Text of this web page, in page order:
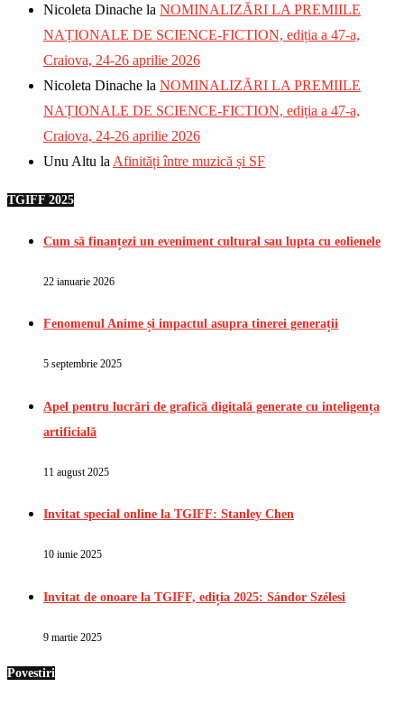
Nicoleta Dinache la NOMINALIZĂRI LA PREMIILE
NAȚIONALE DE SCIENCE-FICTION, ediția a 47-a,
Craiova, 24-26 aprilie 2026
Nicoleta Dinache la NOMINALIZĂRI LA PREMIILE
NAȚIONALE DE SCIENCE-FICTION, ediția a 47-a,
Craiova, 24-26 aprilie 2026
Unu Altu la Afinități între muzică și SF
TGIFF 2025
Cum să finanțezi un eveniment cultural sau lupta cu eolienele
22 ianuarie 2026
Fenomenul Anime și impactul asupra tinerei generații
5 septembrie 2025
Apel pentru lucrări de grafică digitală generate cu inteligența
artificială
11 august 2025
Invitat special online la TGIFF: Stanley Chen
10 iunie 2025
Invitat de onoare la TGIFF, ediția 2025: Sándor Szélesi
9 martie 2025
Povestiri